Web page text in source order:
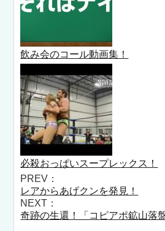
飲み会のコール動画集！
必殺おっぱいスープレックス！
PREV：
レアからあげクンを発見！
NEXT：
奇跡の生還！「コピアポ鉱山落